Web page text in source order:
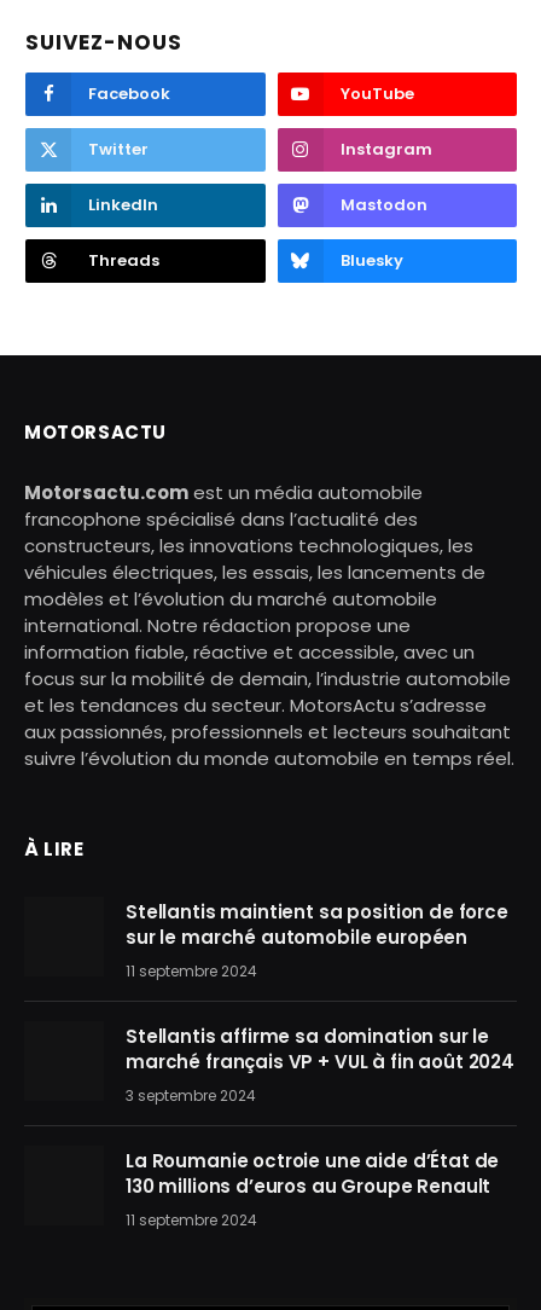
SUIVEZ-NOUS
Facebook YouTube
Twitter Instagram
LinkedIn Mastodon
Threads Bluesky
MOTORSACTU
Motorsactu.comest un média automobile
francophone spécialisé dans l’actualité des
constructeurs, les innovations technologiques, les
véhicules électriques, les essais, les lancements de
modèles et l’évolution du marché automobile
international. Notre rédaction propose une
information fiable, réactive et accessible, avec un
focus sur la mobilité de demain, l’industrie automobile
et les tendances du secteur. MotorsActu s’adresse
aux passionnés, professionnels et lecteurs souhaitant
suivre l’évolution du monde automobile en temps réel.
À LIRE
Stellantis maintient sa position de force
sur le marché automobile européen
11 septembre 2024
Stellantis affirme sa domination sur le
marché français VP + VUL à fin août 2024
3 septembre 2024
La Roumanie octroie une aide d’État de
130 millions d’euros au Groupe Renault
11 septembre 2024